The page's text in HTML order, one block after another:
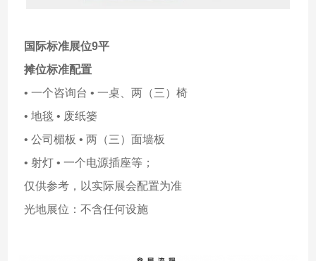
国际标准展位9平
摊位标准配置
• 一个咨询台 • 一桌、两（三）椅
• 地毯 • 废纸篓
• 公司楣板 • 两（三）面墙板
• 射灯 • 一个电源插座等；
仅供参考，以实际展会配置为准
光地展位：不含任何设施